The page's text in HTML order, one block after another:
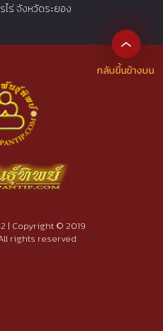
ร่ จังหวัดระยอง
| Copyright © 2019
rights reserved